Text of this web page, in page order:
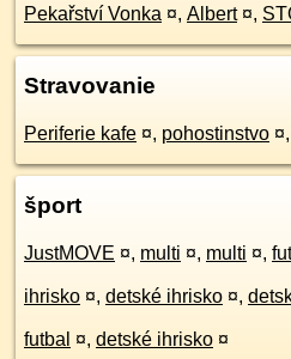
Pekařství Vonka ¤, Albert ¤,
Stravovanie
Periferie kafe ¤, pohostinstvo ¤,
šport
JustMOVE ¤, multi ¤, multi ¤,
ihrisko ¤, detské ihrisko ¤,
futbal ¤, detské ihrisko ¤